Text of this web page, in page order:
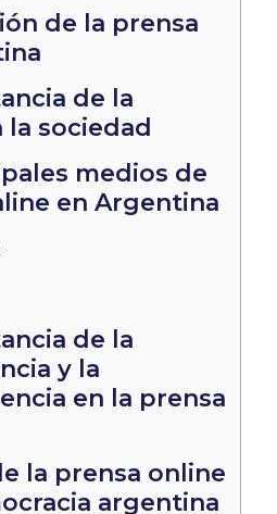
de la prensa
de la
la sociedad
medios de
en Argentina
de la
y la
en la prensa
la prensa online
argentina